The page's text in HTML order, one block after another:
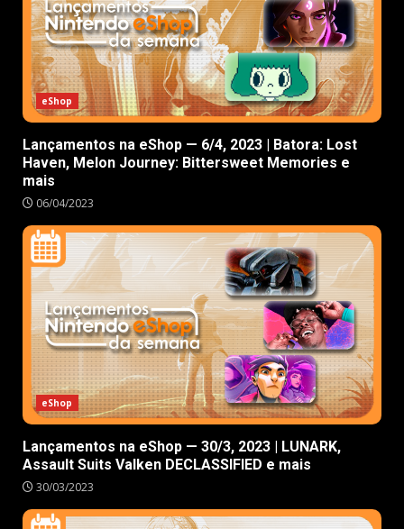
eShop
Lançamentos na eShop — 6/4, 2023 | Batora: Lost
Haven, Melon Journey: Bittersweet Memories e
mais
06/04/2023
eShop
Lançamentos na eShop — 30/3, 2023 | LUNARK,
Assault Suits Valken DECLASSIFIED e mais
30/03/2023